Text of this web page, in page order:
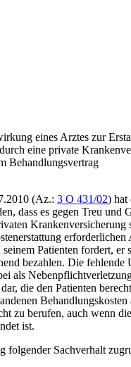
eines Arztes zur
eine private
Behandlungsvertrag
(Az.: 3 O 431/02) hat
dass es gegen Treu und
Krankenversicherung
erforderlichen
Patienten fordert, er
bezahlen. Die fehlende
als
die den Patienten
Behandlungskosten
zu berufen, auch wenn
ist.
folgender Sachverhalt